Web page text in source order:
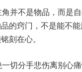
并不是物品，而是
的窍门，不是能不
刻在心。
切分手悲伤离别心